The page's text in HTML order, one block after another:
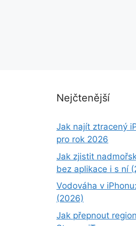
Nejčtenější
Jak najít ztracený
pro rok 2026
Jak zjistit
bez aplikace i s ní
Vodováha v
(2026)
Jak přepnout